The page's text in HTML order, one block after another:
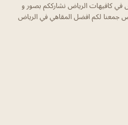
في كافيهات الرياض نشارككم بصور و
جمعنا لكم افضل المقاهي في الرياض